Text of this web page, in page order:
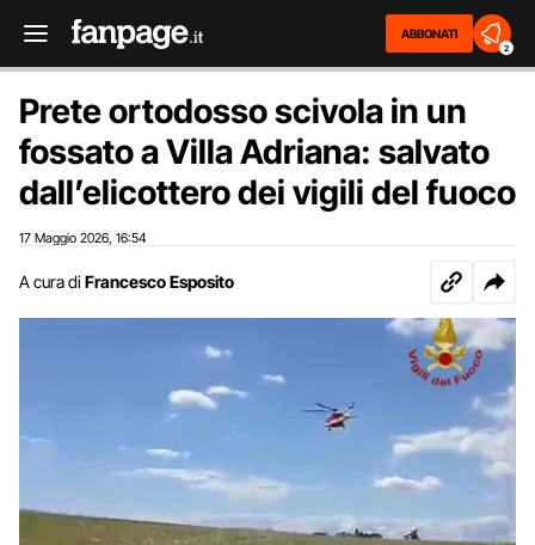
ABBONATI
2
Prete ortodosso scivola in un
fossato a Villa Adriana: salvato
dall’elicottero dei vigili del fuoco
17 Maggio 2026 16:54
A cura di Francesco Esposito